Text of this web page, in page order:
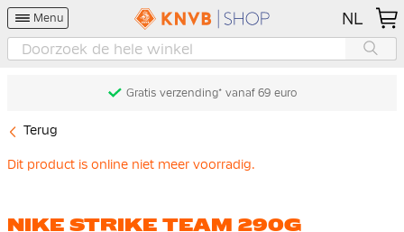
Menu NL
Gratis verzending* vanaf 69 euro
Terug
Dit product is online niet meer voorradig.
NIKE STRIKE TEAM 290G